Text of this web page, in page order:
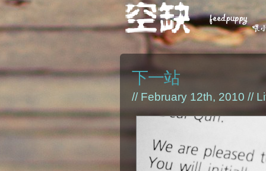
下一站
// February 12th, 2010 //